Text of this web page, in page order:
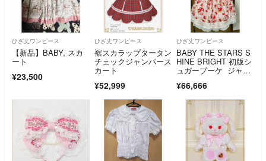
ひざ丈ワンピース
【新品】BABY, スカ
ート
¥23,500
ひざ丈ワンピース
裾スカラップタータン
チェックジャンパース
カート
¥52,999
ひざ丈ワンピース
BABY THE STARS S
HINE BRIGHT 初版シ
ュガーブーケ ジャン
ク
¥66,666